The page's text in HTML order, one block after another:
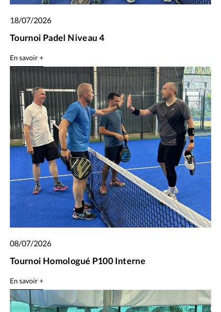
18/07/2026
Tournoi Padel Niveau 4
En savoir +
08/07/2026
Tournoi Homologué P100 Interne
En savoir +